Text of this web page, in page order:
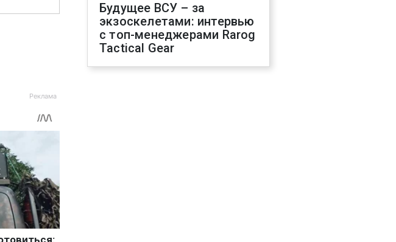
Будущее ВСУ – за
экзоскелетами: интервью
с топ-менеджерами Rarog
Tactical Gear